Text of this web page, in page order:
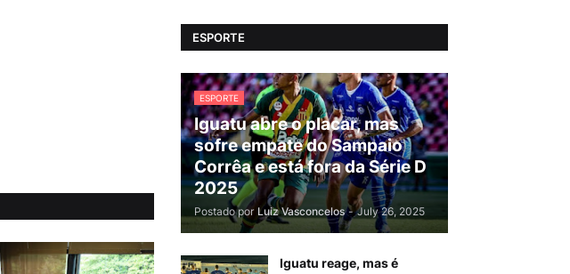
ESPORTE
ESPORTE
Iguatu abre o placar, mas
sofre empate do Sampaio
Corrêa e está fora da Série D
2025
Postado por Luiz Vasconcelos - July 26, 2025
Iguatu reage, mas é